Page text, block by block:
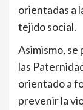
orientadas a
tejido social.
Asimismo, se
las
orientado a
prevenir la